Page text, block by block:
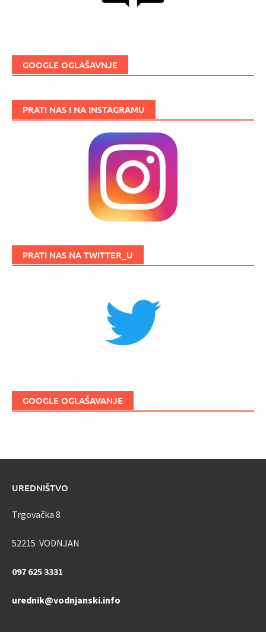
GOOGLE OGLAŠAVNJE
PRATI NAS I NA INSTAGRAMU
PRATI NAS NA TWITTER_U
GOOGLE OGLAŠAVANJE
UREDNIŠTVO
Trgovačka 8
52215 VODNJAN
097 625 3331
urednik@vodnjanski.info